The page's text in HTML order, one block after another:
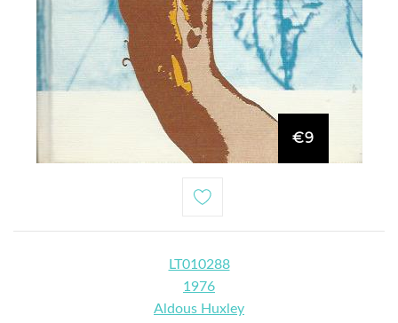
€9
LT010288
1976
Aldous Huxley